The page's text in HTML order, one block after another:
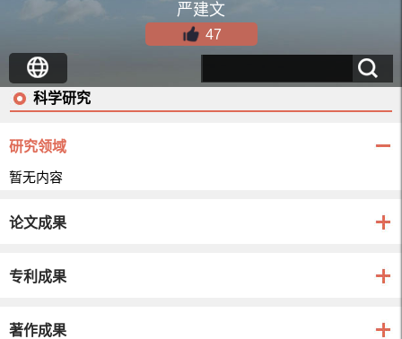
严建文
47
科学研究
研究领域
暂无内容
论文成果
专利成果
著作成果